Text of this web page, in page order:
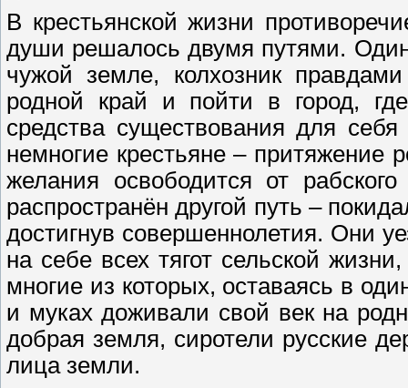
В крестьянской жизни
души решалось двумя путями.
чужой земле, колхозник
родной край и пойти в город,
средства существования для
немногие крестьяне – притяжение
желания освободится от
распространён другой путь –
достигнув совершеннолетия. Они
на себе всех тягот сельской
многие из которых, оставаясь в
и муках доживали свой век на
добрая земля, сиротели русские
лица земли.